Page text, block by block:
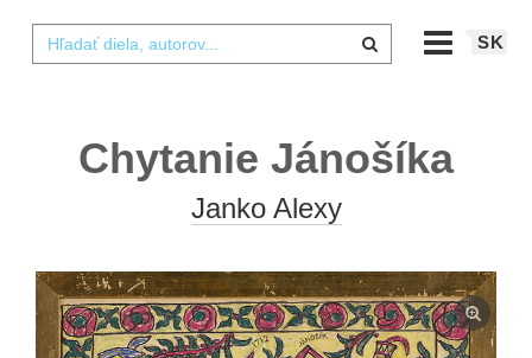
SK
Chytanie Jánošíka
Janko Alexy